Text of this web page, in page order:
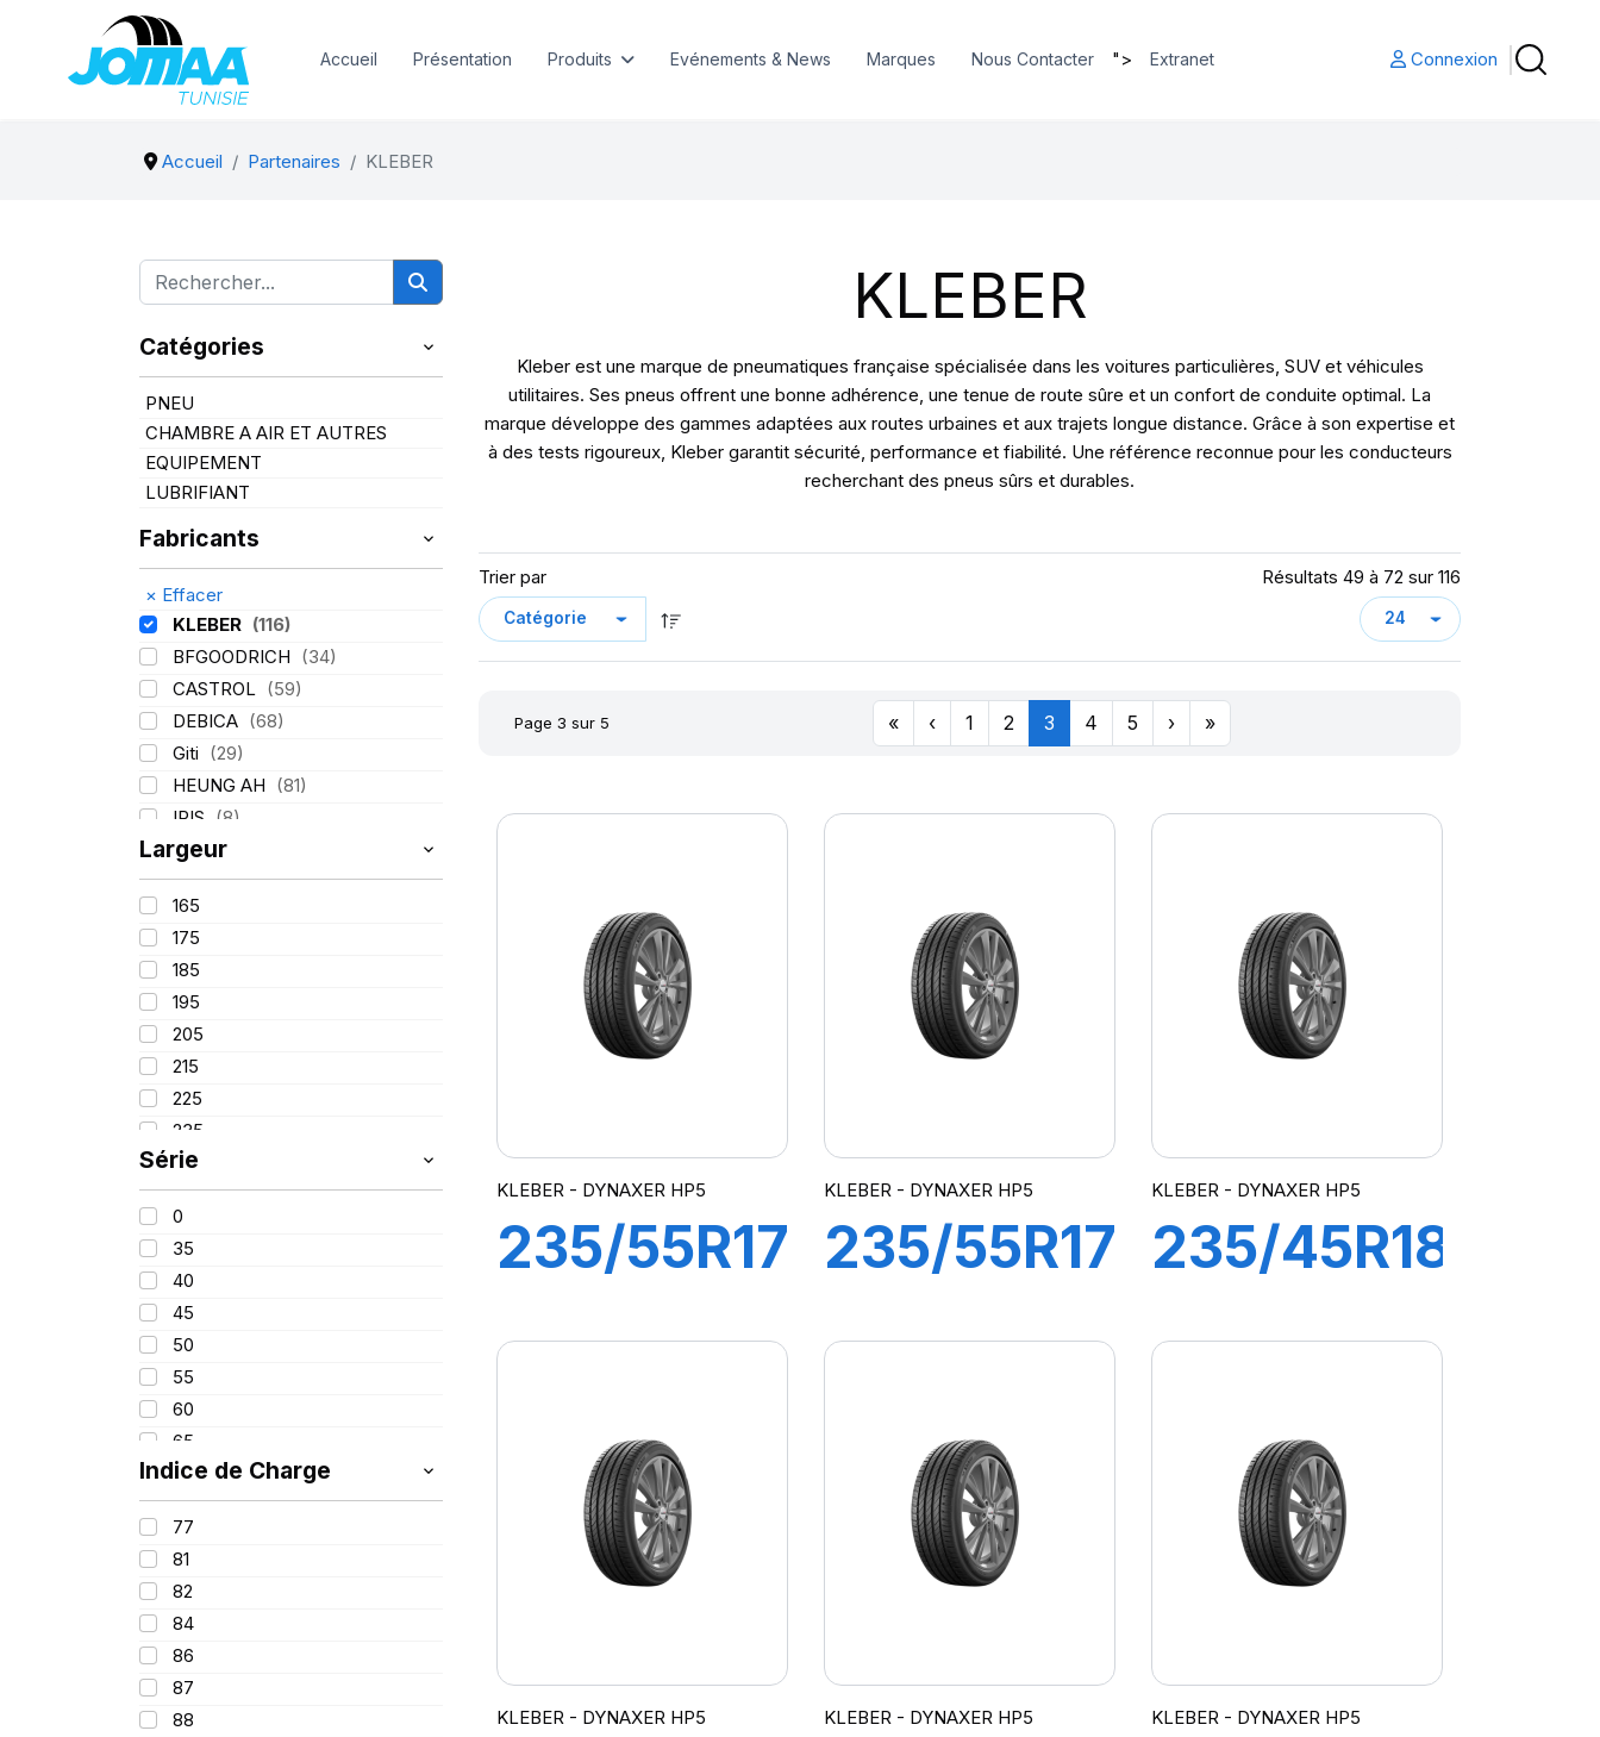
Accueil Présentation Produits Evénements & News Marques Nous Contacter "> Extranet Connexion
Accueil Partenaires KLEBER
Catégories
PNEU
CHAMBRE A AIR ET AUTRES
EQUIPEMENT
LUBRIFIANT
Fabricants
× Effacer
KLEBER (116)
BFGOODRICH (34)
CASTROL (59)
DEBICA (68)
Giti (29)
HEUNG AH (81)
IRIS (8)
ITALMATIC
LASSA (174)
LING LONG
MICHELIN
MITAS
Mondolfo ferro
PIRELLI
PROMETEON
SCHRADER
SPEEDWAYS
Largeur
165
175
185
195
205
215
225
235
245
255
260
280
380
420
Série
0
35
40
45
50
55
60
65
70
75
85
100
Indice de Charge
77
81
82
84
86
87
88
KLEBER
Kleber est une marque de pneumatiques française spécialisée dans les voitures particulières, SUV et véhicules
utilitaires. Ses pneus offrent une bonne adhérence, une tenue de route sûre et un confort de conduite optimal. La
marque développe des gammes adaptées aux routes urbaines et aux trajets longue distance. Grâce à son expertise et
à des tests rigoureux, Kleber garantit sécurité, performance et fiabilité. Une référence reconnue pour les conducteurs
recherchant des pneus sûrs et durables.
Trier par Résultats 49 à 72 sur 116
Page 3 sur 5 « ‹ 1 2 3 4 5 › »
KLEBER - DYNAXER HP5
235/55R17
HP5
KLEBER - DYNAXER HP5
235/55R17
HP5
KLEBER - DYNAXER HP5
235/45R18
HP5
KLEBER - DYNAXER HP5 KLEBER - DYNAXER HP5 KLEBER - DYNAXER HP5